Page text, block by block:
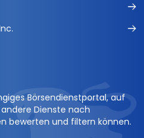
Börsendienstportal, auf
Dienste nach
bewerten und filtern können.